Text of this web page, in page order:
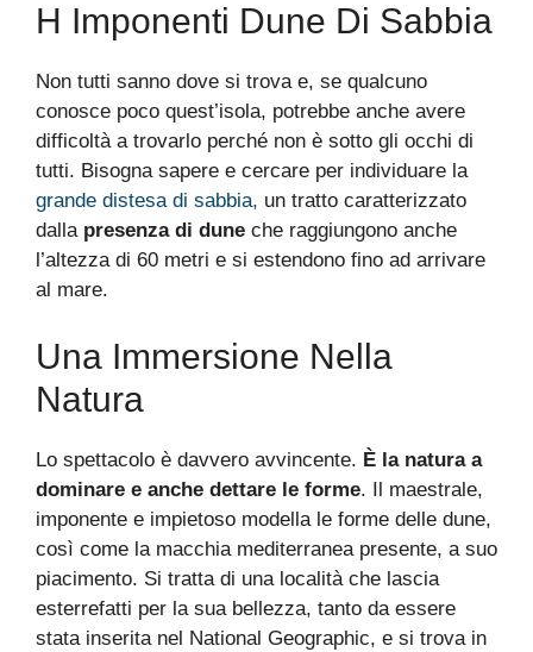
H Imponenti Dune Di Sabbia
Non tutti sanno dove si trova e, se qualcuno
conosce poco quest’isola, potrebbe anche avere
difficoltà a trovarlo perché non è sotto gli occhi di
tutti. Bisogna sapere e cercare per individuare la
grande distesa di sabbia, un tratto caratterizzato
dalla presenza di dune che raggiungono anche
l’altezza di 60 metri e si estendono fino ad arrivare
al mare.
Una Immersione Nella
Natura
Lo spettacolo è davvero avvincente. È la natura a
dominare e anche dettare le forme. Il maestrale,
imponente e impietoso modella le forme delle dune,
così come la macchia mediterranea presente, a suo
piacimento. Si tratta di una località che lascia
esterrefatti per la sua bellezza, tanto da essere
stata inserita nel National Geographic, e si trova in